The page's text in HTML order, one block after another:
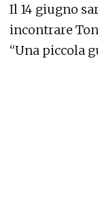
Il 14 giugno
incontrare
“Una piccola